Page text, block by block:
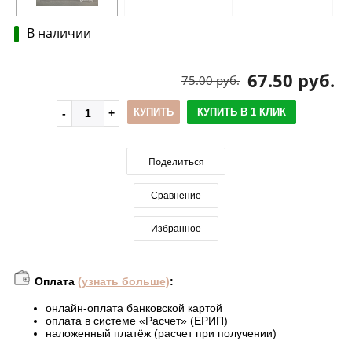
В наличии
67.50 руб.
75.00 руб.
КУПИТЬ КУПИТЬ В 1 КЛИК
Поделиться
Сравнение
Избранное
Оплата (узнать больше):
онлайн-оплата банковской картой
оплата в системе «Расчет» (ЕРИП)
наложенный платёж (расчет при получении)